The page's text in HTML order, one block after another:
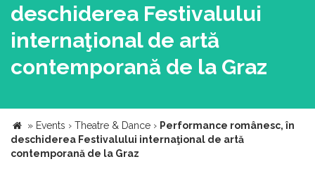
deschiderea Festivalului
internaţional de artă
contemporană de la Graz
» Events › Theatre & Dance › Performance românesc, în
deschiderea Festivalului internaţional de artă
contemporană de la Graz